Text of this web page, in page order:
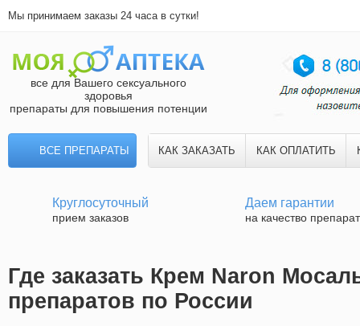
Мы принимаем заказы 24 часа в сутки!
все для Вашего сексуального
здоровья
препараты для повышения потенции
ВСЕ ПРЕПАРАТЫ КАК ЗАКАЗАТЬ КАК ОПЛАТИТЬ
Круглосуточный
прием заказов
Даем гарантии
на качество
Где заказать Крем Naron
препаратов по России